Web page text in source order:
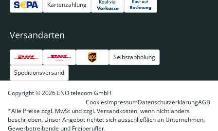
Kartenzahlung
Versandarten
Selbstabholung
Speditionsversand
Copyright © 2026 ENO telecom GmbH
CookiesImpressumDatenschutzerklärungAGB
*Alle Preise zzgl. MwSt und zzgl. Versandkosten, wenn nicht anders
beschrieben. Unser Angebot richtet sich ausschließlich an Unternehmen,
Gewerbetreibende und Freiberufler.